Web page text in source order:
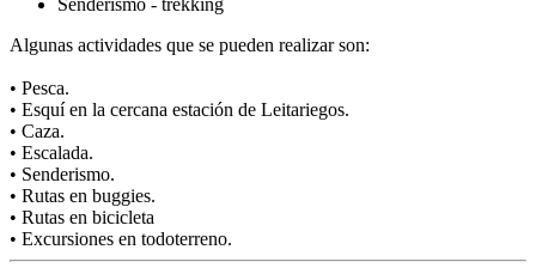
Senderismo - trekking
Algunas actividades que se pueden realizar son:
• Pesca.
• Esquí en la cercana estación de Leitariegos.
• Caza.
• Escalada.
• Senderismo.
• Rutas en buggies.
• Rutas en bicicleta
• Excursiones en todoterreno.